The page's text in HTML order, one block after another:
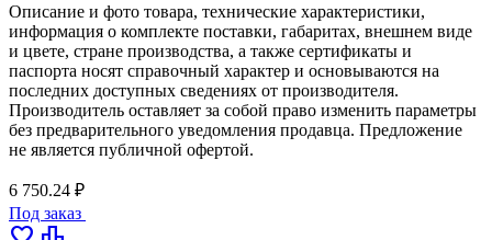
Описание и фото товара, технические характеристики,
информация о комплекте поставки, габаритах, внешнем виде
и цвете, стране производства, а также сертификаты и
паспорта носят справочный характер и основываются на
последних доступных сведениях от производителя.
Производитель оставляет за собой право изменить параметры
без предварительного уведомления продавца. Предложение
не является публичной офертой.
6 750.24 ₽
Под заказ